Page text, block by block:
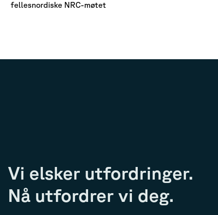
fellesnordiske NRC-møtet
Vi elsker utfordringer.
Nå utfordrer vi deg.